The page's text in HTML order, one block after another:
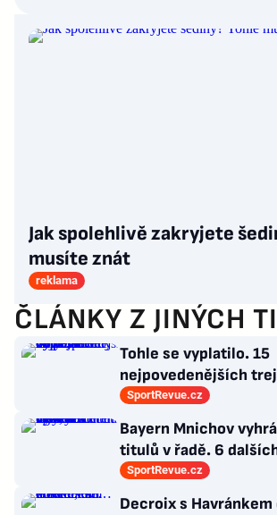
Jak spolehlivě zakryjete
musíte znát
reklama
ČLÁNKY Z JINÝCH
Tohle se vyplatilo. 15
nejpovedenějších
které byly upečeny na
SportRevue.cz
Bayern Mnichov
titulů v řadě. 6
zvládlo také, některé
SportRevue.cz
Decroix s